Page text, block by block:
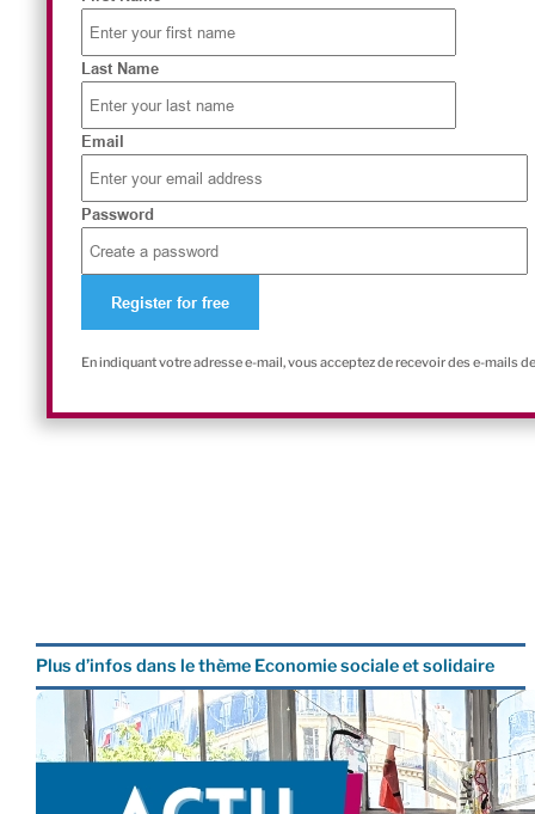
Last Name
Email
Password
En indiquant votre adresse e-mail, vous acceptez de recevoir des e-mails
Plus d’infos dans le thème Economie sociale et solidaire